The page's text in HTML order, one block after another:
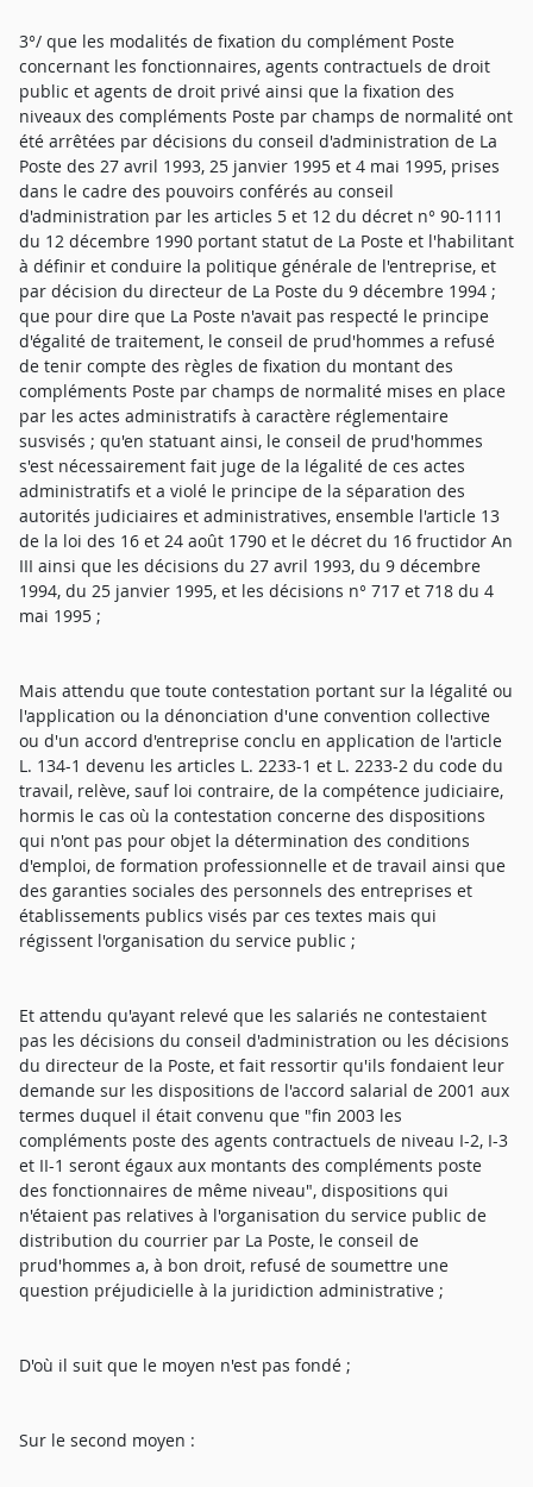
3°/ que les modalités de fixation du complément Poste
concernant les fonctionnaires, agents contractuels de droit
public et agents de droit privé ainsi que la fixation des
niveaux des compléments Poste par champs de normalité ont
été arrêtées par décisions du conseil d'administration de La
Poste des 27 avril 1993, 25 janvier 1995 et 4 mai 1995, prises
dans le cadre des pouvoirs conférés au conseil
d'administration par les articles 5 et 12 du décret n° 90-1111
du 12 décembre 1990 portant statut de La Poste et l'habilitant
à définir et conduire la politique générale de l'entreprise, et
par décision du directeur de La Poste du 9 décembre 1994 ;
que pour dire que La Poste n'avait pas respecté le principe
d'égalité de traitement, le conseil de prud'hommes a refusé
de tenir compte des règles de fixation du montant des
compléments Poste par champs de normalité mises en place
par les actes administratifs à caractère réglementaire
susvisés ; qu'en statuant ainsi, le conseil de prud'hommes
s'est nécessairement fait juge de la légalité de ces actes
administratifs et a violé le principe de la séparation des
autorités judiciaires et administratives, ensemble l'article 13
de la loi des 16 et 24 août 1790 et le décret du 16 fructidor An
III ainsi que les décisions du 27 avril 1993, du 9 décembre
1994, du 25 janvier 1995, et les décisions n° 717 et 718 du 4
mai 1995 ;
Mais attendu que toute contestation portant sur la légalité ou
l'application ou la dénonciation d'une convention collective
ou d'un accord d'entreprise conclu en application de l'article
L. 134-1 devenu les articles L. 2233-1 et L. 2233-2 du code du
travail, relève, sauf loi contraire, de la compétence judiciaire,
hormis le cas où la contestation concerne des dispositions
qui n'ont pas pour objet la détermination des conditions
d'emploi, de formation professionnelle et de travail ainsi que
des garanties sociales des personnels des entreprises et
établissements publics visés par ces textes mais qui
régissent l'organisation du service public ;
Et attendu qu'ayant relevé que les salariés ne contestaient
pas les décisions du conseil d'administration ou les décisions
du directeur de la Poste, et fait ressortir qu'ils fondaient leur
demande sur les dispositions de l'accord salarial de 2001 aux
termes duquel il était convenu que "fin 2003 les
compléments poste des agents contractuels de niveau I-2, I-3
et II-1 seront égaux aux montants des compléments poste
des fonctionnaires de même niveau", dispositions qui
n'étaient pas relatives à l'organisation du service public de
distribution du courrier par La Poste, le conseil de
prud'hommes a, à bon droit, refusé de soumettre une
question préjudicielle à la juridiction administrative ;
D'où il suit que le moyen n'est pas fondé ;
Sur le second moyen :